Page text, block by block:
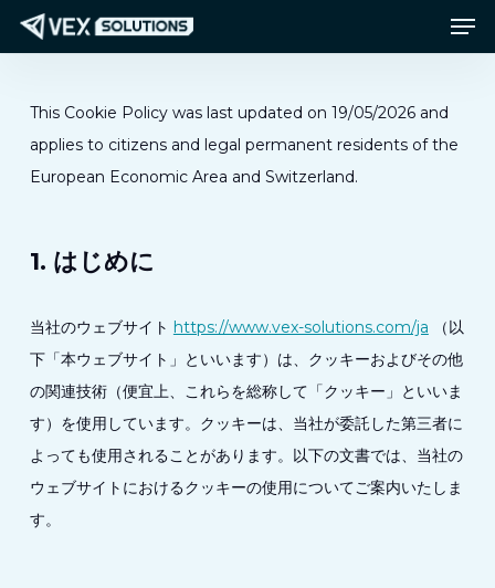
メニュー
This Cookie Policy was last updated on 19/05/2026 and
applies to citizens and legal permanent residents of the
European Economic Area and Switzerland.
1. はじめに
当社のウェブサイト https://www.vex-solutions.com/ja （以
下「本ウェブサイト」といいます）は、クッキーおよびその他
の関連技術（便宜上、これらを総称して「クッキー」といいま
す）を使用しています。クッキーは、当社が委託した第三者に
よっても使用されることがあります。以下の文書では、当社の
ウェブサイトにおけるクッキーの使用についてご案内いたしま
す。
Menu